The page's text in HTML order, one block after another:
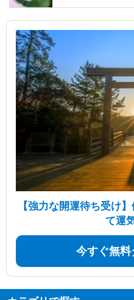
【強力な開運待ち受け
て運
今すぐ無料